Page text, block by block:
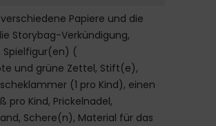
Papiere und die
Storybag-Verkündigung,
Spielfigur(en) (
und grüne Zettel, Stift(e),
(1 pro Kind), einen
pro Kind, Prickelnadel,
Schere(n), Material für das